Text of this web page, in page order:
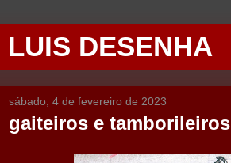
LUIS DESENHA
sábado, 4 de fevereiro de 2023
gaiteiros e tamborileiros